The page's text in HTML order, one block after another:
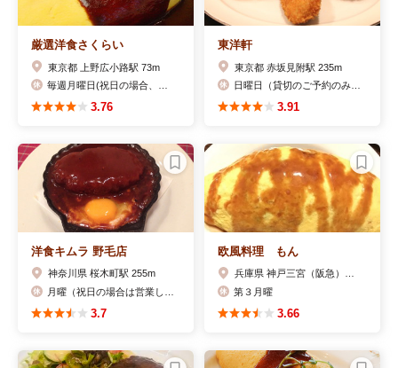
厳選洋食さくらい
東京都 上野広小路駅 73m
3.76
東洋軒
東京都 赤坂見附駅 235m
3.91
洋食キムラ 野毛店
神奈川県 桜木町駅 255m
3.7
欧風料理 もん
第３月曜
3.66